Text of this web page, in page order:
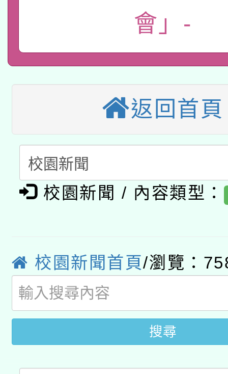
本校115學年度第1次
第3次招考甄選結果公
本校115學年度第2次
次招考甄選結果公告(
有關原住民族委員會
公告之原住民族歲時祭
一案。
兒童少年暑期犯罪預防
答一案
有關本府115年70歲以
人員健康講座「吃得安
心」，鼓勵退休同仁踴
本校115學年度第2次
招甄選結果公告(無人
適應運動共學行動站研
本館辦理115年度閱讀
礎課程
A3數位素養講師名單
會」-
返回首頁
校園新聞 / 內容類型：
校園新聞首頁/瀏覽：
搜尋